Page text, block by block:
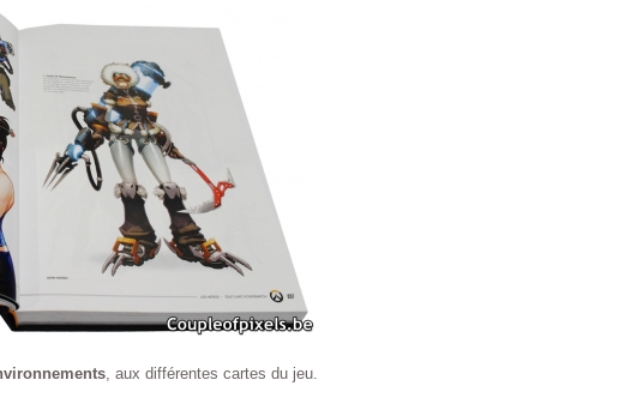
, aux différentes cartes du jeu.